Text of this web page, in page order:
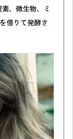
、微生物、ミ
借りて発酵さ